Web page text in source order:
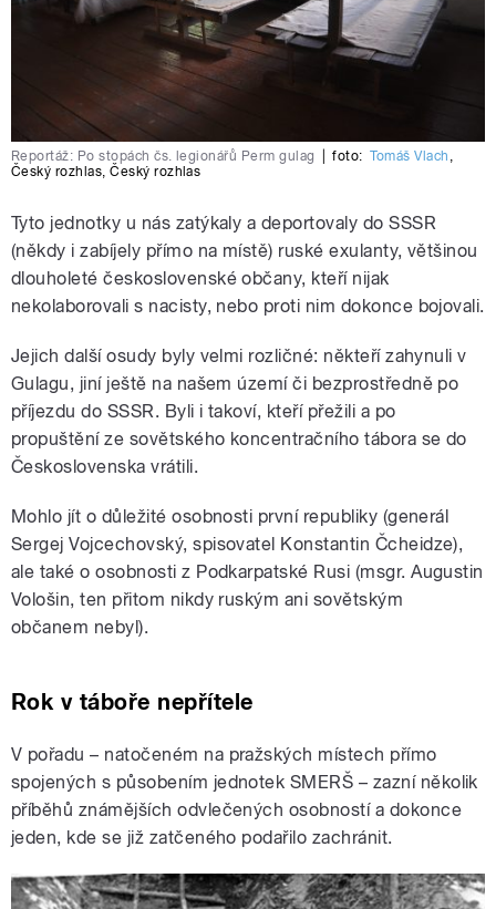
Reportáž: Po stopách čs. legionářů Perm gulag foto: Tomáš Vlach ,
Český rozhlas,Český rozhlas
Tyto jednotky u nás zatýkaly a deportovaly do SSSR
(někdy i zabíjely přímo na místě) ruské exulanty, většinou
dlouholeté československé občany, kteří nijak
nekolaborovali s nacisty, nebo proti nim dokonce bojovali.
Jejich další osudy byly velmi rozličné: někteří zahynuli v
Gulagu, jiní ještě na našem území či bezprostředně po
příjezdu do SSSR. Byli i takoví, kteří přežili a po
propuštění ze sovětského koncentračního tábora se do
Československa vrátili.
Mohlo jít o důležité osobnosti první republiky (generál
Sergej Vojcechovský, spisovatel Konstantin Čcheidze),
ale také o osobnosti z Podkarpatské Rusi (msgr. Augustin
Vološin, ten přitom nikdy ruským ani sovětským
občanem nebyl).
Rok v táboře nepřítele
V pořadu – natočeném na pražských místech přímo
spojených s působením jednotek SMERŠ – zazní několik
příběhů známějších odvlečených osobností a dokonce
jeden, kde se již zatčeného podařilo zachránit.